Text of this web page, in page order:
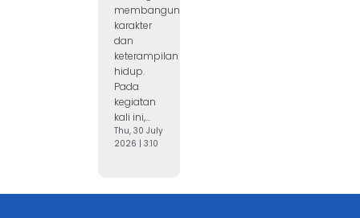
membangun
karakter
dan
keterampilan
hidup.
Pada
kegiatan
kali ini,...
Thu, 30 July
2026 | 3:10